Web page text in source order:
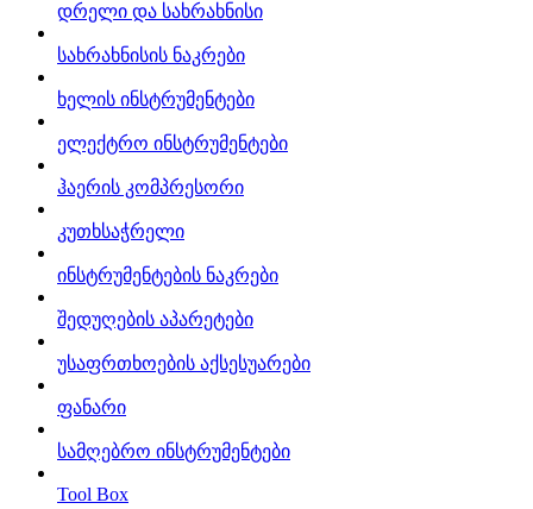
დრელი და სახრახნისი
სახრახნისის ნაკრები
ხელის ინსტრუმენტები
ელექტრო ინსტრუმენტები
ჰაერის კომპრესორი
კუთხსაჭრელი
ინსტრუმენტების ნაკრები
შედუღების აპარეტები
უსაფრთხოების აქსესუარები
ფანარი
სამღებრო ინსტრუმენტები
Tool Box